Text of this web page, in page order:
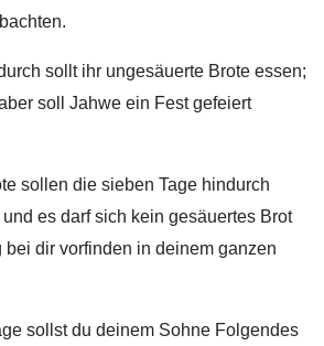
sollt ihr ungesäuerte Brote essen;
soll Jahwe ein Fest gefeiert
sollen die sieben Tage hindurch
es darf sich kein gesäuertes Brot
bei dir vorfinden in deinem ganzen
sollst du deinem Sohne Folgendes